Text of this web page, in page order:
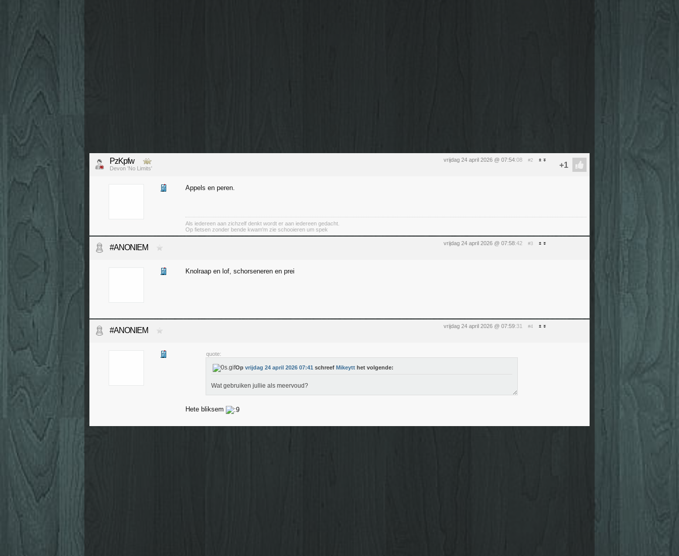
vrijdag 24 april 2026 @ 07:54:08 #2
PzKpfw
Devon 'No Limits'
Appels en peren.
Als iedereen aan zichzelf denkt wordt er aan iedereen gedacht.
Op fietsen zonder bende kwam'm zie schooieren um spek
vrijdag 24 april 2026 @ 07:58:42 #3
#ANONIEM
Knolraap en lof, schorseneren en prei
vrijdag 24 april 2026 @ 07:59:31 #4
#ANONIEM
quote:
Op vrijdag 24 april 2026 07:41 schreef Mikeytt het volgende:
Wat gebruiken jullie als meervoud?
Hete bliksem